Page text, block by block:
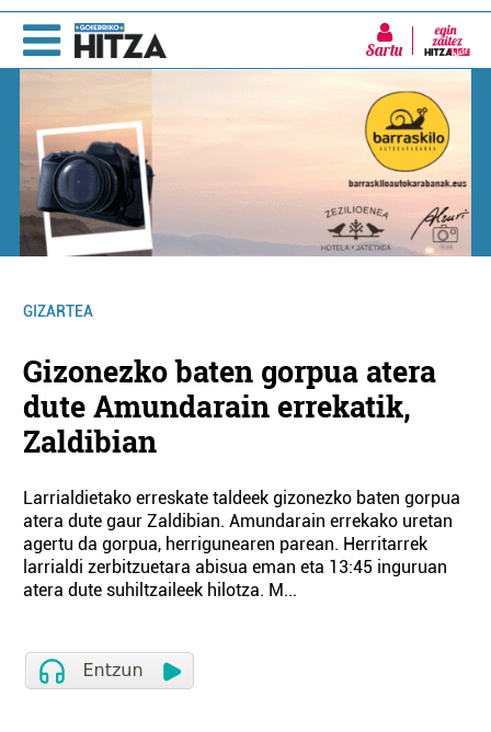
Sartu
GIZARTEA
Gizonezko baten gorpua atera
dute Amundarain errekatik,
Zaldibian
Larrialdietako erreskate taldeek gizonezko baten gorpua
atera dute gaur Zaldibian. Amundarain errekako uretan
agertu da gorpua, herrigunearen parean. Herritarrek
larrialdi zerbitzuetara abisua eman eta 13:45 inguruan
atera dute suhiltzaileek hilotza. M...